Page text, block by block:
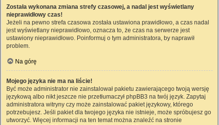
Została wykonana zmiana strefy czasowej, a nadal jest wyświetlany
nieprawidłowy czas!
Jeżeli na pewno strefa czasowa została ustawiona prawidłowo, a czas nadal
jest wyświetlany nieprawidłowo, oznacza to, że czas na serwerze jest
ustawiony nieprawidłowo. Poinformuj o tym administratora, by naprawił
problem.
Na górę
Mojego języka nie ma na liście!
Być może administrator nie zainstalował pakietu zawierającego twoją wersję
językową albo nikt jeszcze nie przetłumaczył phpBB3 na twój język. Zapytaj
administratora witryny czy może zainstalować pakiet językowy, którego
potrzebujesz. Jeśli pakiet dla twojego języka nie istnieje, może spróbujesz go
utworzyć. Więcej informacji na ten temat można znaleźć na stronie